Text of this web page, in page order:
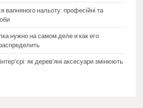
вапняного нальоту: професійні та
нужно на самом деле и как его
як дерев’яні аксесуари змінюють